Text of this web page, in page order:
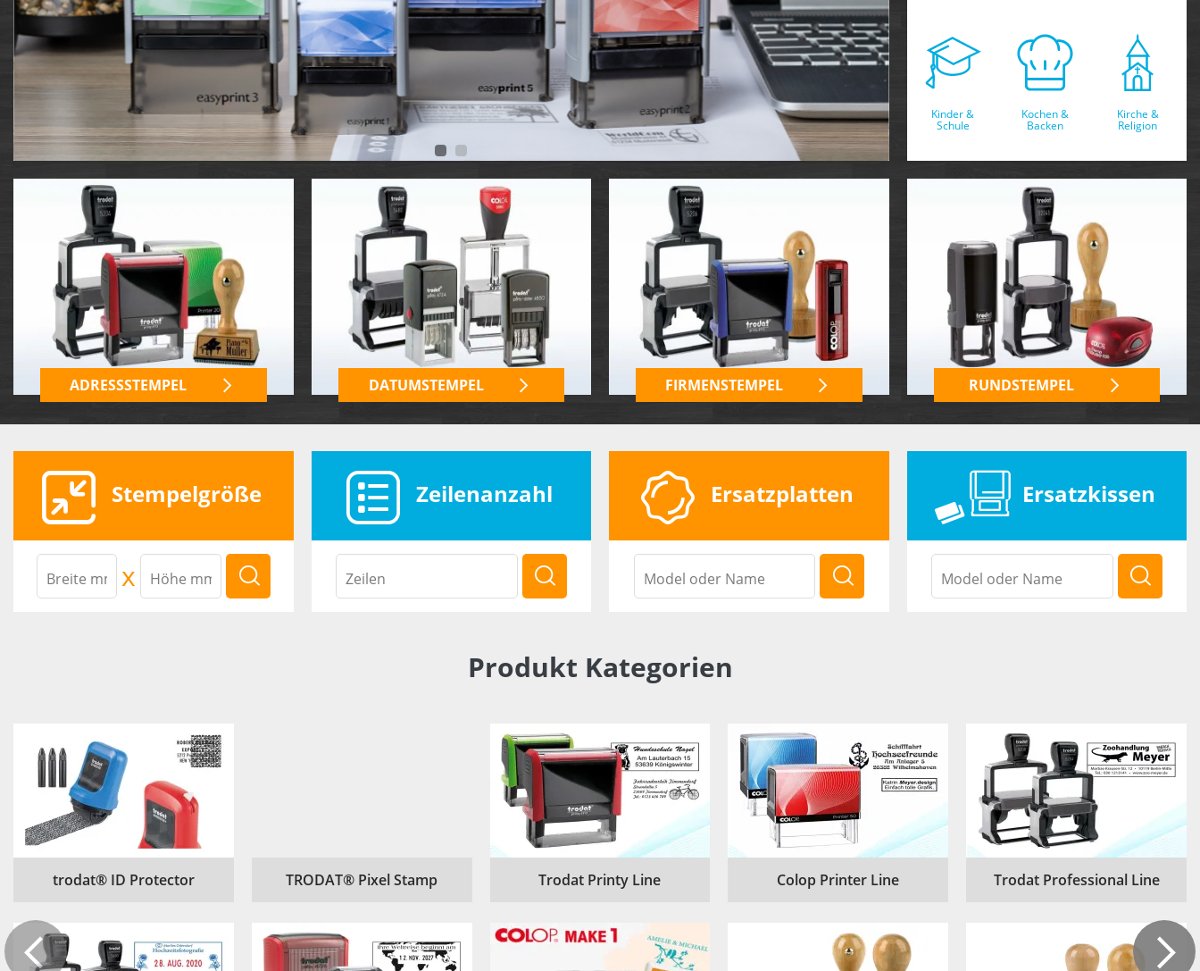
IBAN-BIC-STEMPEL
PRINTY Z. SELBER SETZEN
EASYPRINT LINE
PERSONALISIERTE ADRESSSTEMPEL
STEMPELFRITZ IMPRINT LINE SKYBLUE
TRODAT® VINTAGE
TRODAT® CREATIVE MINI STEMPEL
TRODAT® PIXEL STAMP
TRODAT® ID PROTECTOR
VERSCHLUSSKAPPEN
STEMPELHALTER
Kinder &
Schule
Kochen &
Backen
Kirche &
Religion
ADRESSSTEMPEL DATUMSTEMPEL FIRMENSTEMPEL RUNDSTEMPEL
Stempelgröße
x
Zeilenanzahl Ersatzplatten Ersatzkissen
Produkt Kategorien
trodat® ID Protector TRODAT® Pixel Stamp Trodat Printy Line Colop Printer Line Trodat Professional Line